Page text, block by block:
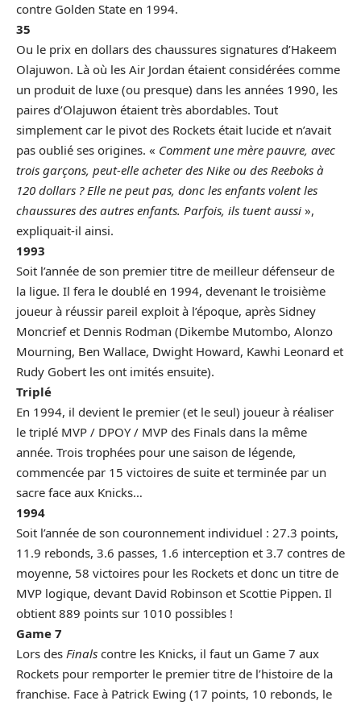
contre Golden State en 1994.
35
Ou le prix en dollars des chaussures signatures d’Hakeem
Olajuwon. Là où les Air Jordan étaient considérées comme
un produit de luxe (ou presque) dans les années 1990, les
paires d’Olajuwon étaient très abordables. Tout
simplement car le pivot des Rockets était lucide et n’avait
pas oublié ses origines. « Comment une mère pauvre, avec
trois garçons, peut-elle acheter des Nike ou des Reeboks à
120 dollars ? Elle ne peut pas, donc les enfants volent les
chaussures des autres enfants. Parfois, ils tuent aussi »,
expliquait-il ainsi.
1993
Soit l’année de son premier titre de meilleur défenseur de
la ligue. Il fera le doublé en 1994, devenant le troisième
joueur à réussir pareil exploit à l’époque, après Sidney
Moncrief et Dennis Rodman (Dikembe Mutombo, Alonzo
Mourning, Ben Wallace, Dwight Howard, Kawhi Leonard et
Rudy Gobert les ont imités ensuite).
Triplé
En 1994, il devient le premier (et le seul) joueur à réaliser
le triplé MVP / DPOY / MVP des Finals dans la même
année. Trois trophées pour une saison de légende,
commencée par 15 victoires de suite et terminée par un
sacre face aux Knicks…
1994
Soit l’année de son couronnement individuel : 27.3 points,
11.9 rebonds, 3.6 passes, 1.6 interception et 3.7 contres de
moyenne, 58 victoires pour les Rockets et donc un titre de
MVP logique, devant David Robinson et Scottie Pippen. Il
obtient 889 points sur 1010 possibles !
Game 7
Lors des Finals contre les Knicks, il faut un Game 7 aux
Rockets pour remporter le premier titre de l’histoire de la
franchise. Face à Patrick Ewing (17 points, 10 rebonds, le